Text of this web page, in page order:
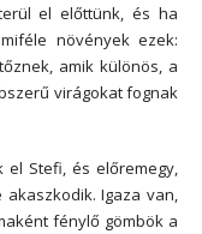
el előttünk, és ha
növények ezek:
amik különös, a
virágokat fognak
el Stefi, és előremegy,
Igaza van,
fénylő gömbök a